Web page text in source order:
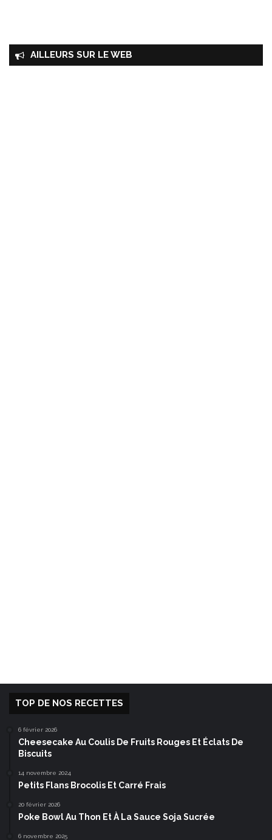
AILLEURS SUR LE WEB
TOP DE NOS RECETTES
6 février 2026
Cheesecake Au Coulis De Fruits Rouges Et Éclats De
Biscuits
14 novembre 2024
Petits Flans Brocolis Et Carré Frais
20 février 2026
Poke Bowl Au Thon Et À La Sauce Soja Sucrée
6 novembre 2025